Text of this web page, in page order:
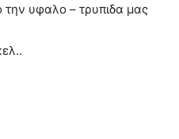
την υφαλο – τρυπιδα μας